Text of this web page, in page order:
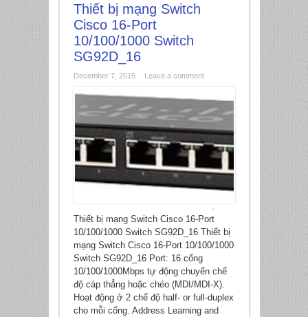
Thiết bị mạng Switch
Cisco 16-Port
10/100/1000 Switch
SG92D_16
December 7, 2015 Leave a comment
Thiết bị mạng Switch Cisco 16-Port
10/100/1000 Switch SG92D_16 Thiết bị
mạng Switch Cisco 16-Port 10/100/1000
Switch SG92D_16 Port: 16 cổng
10/100/1000Mbps tự động chuyển chế
độ cáp thẳng hoặc chéo (MDI/MDI-X).
Hoạt động ở 2 chế độ half- or full-duplex
cho mỗi cổng. Address Learning and
*
*